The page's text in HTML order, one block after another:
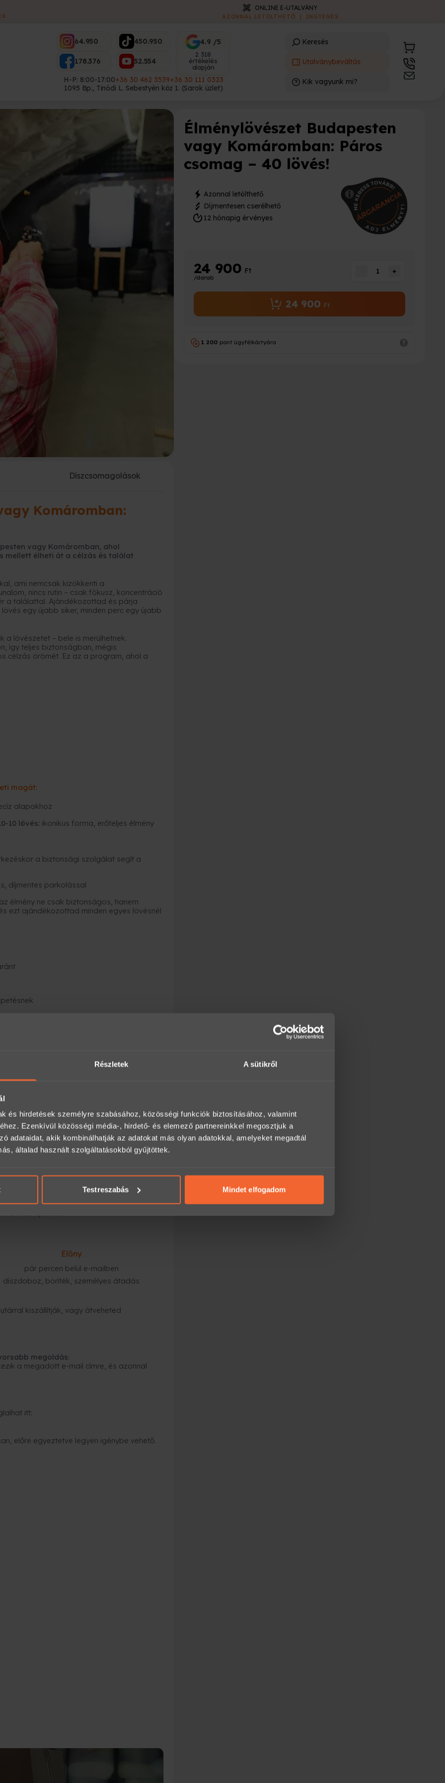
Részletek A sütikről
és hirdetések személyre szabásához, közösségi funkciók biztosításához, valamint
Ezenkívül közösségi média-, hirdető- és elemező partnereinkkel megosztjuk a
adataidat, akik kombinálhatják az adatokat más olyan adatokkal, amelyeket megadtál
általad használt szolgáltatásokból gyűjtöttek.
Testreszabás Mindet elfogadom
ONLINE E-UTALVÁNY
AZONNAL LETÖLTHETŐ | INGYENES
64.950
178.376
450.950
52.554
4.9 /5
2 318
értékelés
alapján
H-P: 8:00-17:00+36 30 462 3539+36 30 111 0323
1095 Bp., Tinódi L. Sebestyén köz 1. (Sarok üzlet)
Keresés
Utalványbeváltás
Kik vagyunk mi?
Díszcsomagolások
Komáromban:
vagy Komáromban, ahol
élheti át a célzás és találat
ami nemcsak kizökkenti a
nincs rutin – csak fókusz, koncentráció
a találattal. Ajándékozottad és párja
egy újabb siker, minden perc egy újabb
lövészetet – bele is merülhetnek.
így teljes biztonságban, mégis
célzás örömét. Ez az a program, ahol a
magát:
alapokhoz
10 lövés: ikonikus forma, erőteljes élmény
a biztonsági szolgálat segít a
díjmentes parkolással
élmény ne csak biztonságos, hanem
ezt ajándékozottad minden egyes lövésnél
új, fókuszt igénylő helyzetben
amikor minden összeáll – és a lövés
a Meglepkéken?
platformja, ahol több ezer
és biztonságosan.
számodra megfelelő opciót (időtartam,
futárral vagy személyes
is az ajándék.
Előny
pár percen belül e-mailben
díszdoboz, boríték, személyes átadás
kiszállítják, vagy átveheted
megoldás:
a megadott e-mail címre, és azonnal
itt:
előre egyeztetve legyen igénybe vehető.
Élménylövészet Budapesten
vagy Komáromban: Páros
csomag – 40 lövés!
Azonnal letölthető
Díjmentesen cserélhető
12 hónapig érvényes
24 900Ft
/darab
1 +
24 900 Ft
1 200 pont ügyfélkártyára